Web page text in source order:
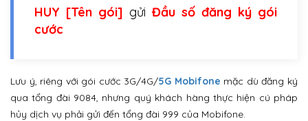
HUY [Tên gói] gửi Đầu số đăng ký gói
cước
Lưu ý, riêng với gói cước 3G/4G/5G Mobifone mặc dù đăng ký
qua tổng đài 9084, nhưng quý khách hàng thực hiện cú pháp
hủy dịch vụ phải gửi đến tổng đài 999 của Mobifone.